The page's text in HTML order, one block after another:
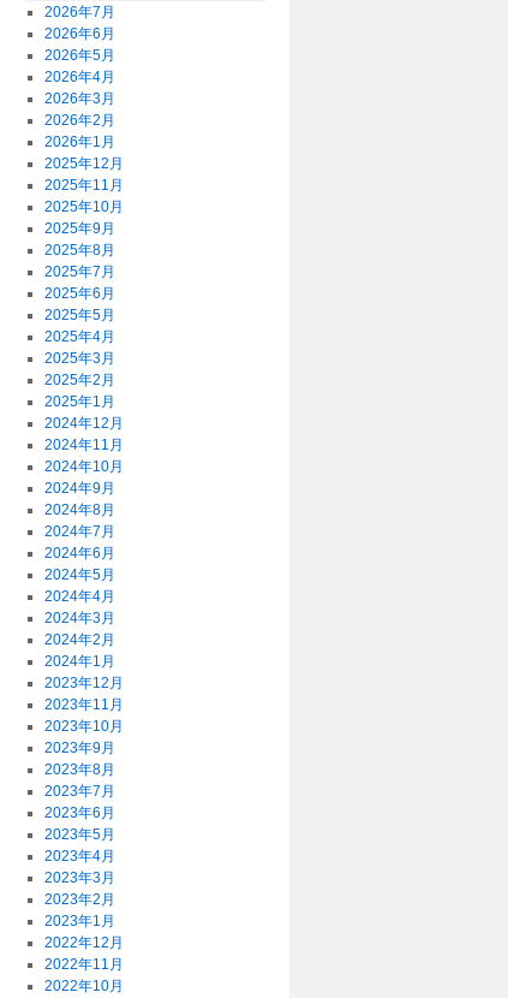
2026年7月
2026年6月
2026年5月
2026年4月
2026年3月
2026年2月
2026年1月
2025年12月
2025年11月
2025年10月
2025年9月
2025年8月
2025年7月
2025年6月
2025年5月
2025年4月
2025年3月
2025年2月
2025年1月
2024年12月
2024年11月
2024年10月
2024年9月
2024年8月
2024年7月
2024年6月
2024年5月
2024年4月
2024年3月
2024年2月
2024年1月
2023年12月
2023年11月
2023年10月
2023年9月
2023年8月
2023年7月
2023年6月
2023年5月
2023年4月
2023年3月
2023年2月
2023年1月
2022年12月
2022年11月
2022年10月